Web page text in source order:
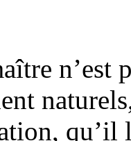
n’est
qu’il